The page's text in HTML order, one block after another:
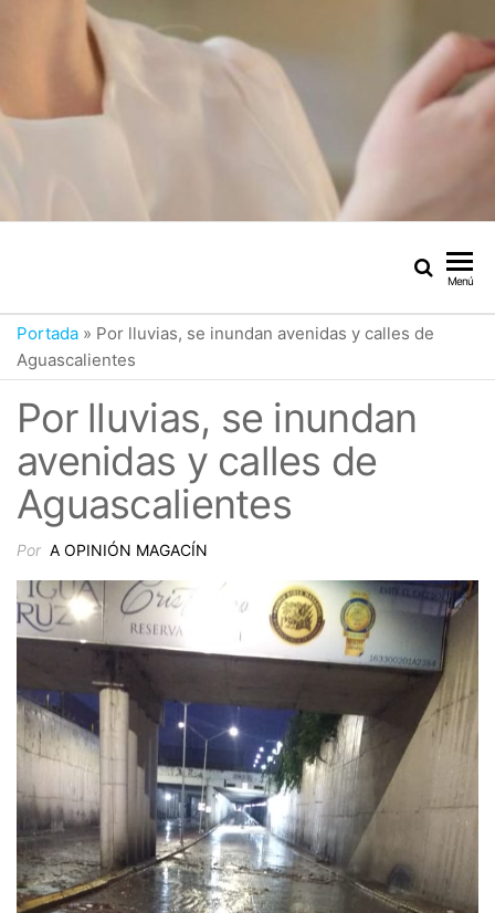
Menú
Portada » Por lluvias, se inundan avenidas y calles de
Aguascalientes
Por lluvias, se inundan
avenidas y calles de
Aguascalientes
Por A OPINIÓN MAGACÍN